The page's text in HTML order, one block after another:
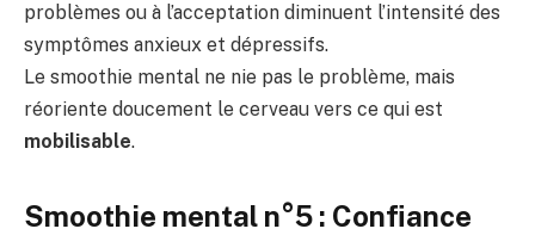
problèmes ou à l’acceptation diminuent l’intensité des
symptômes anxieux et dépressifs.
Le smoothie mental ne nie pas le problème, mais
réoriente doucement le cerveau vers ce qui est
mobilisable.
Smoothie mental n°5 : Confiance